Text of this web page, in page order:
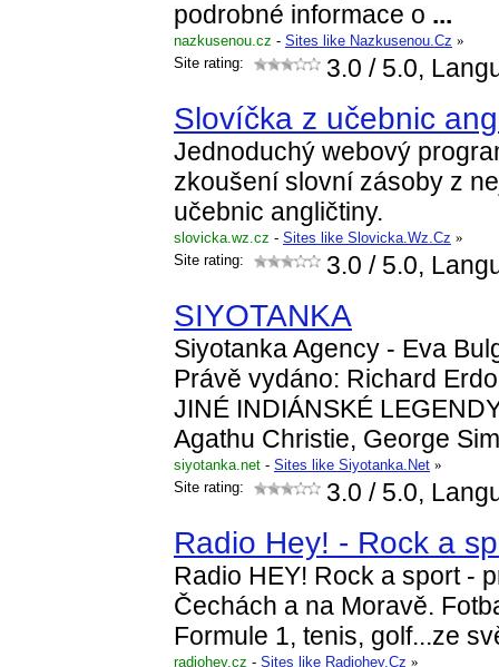
podrobné informace o ...
nazkusenou.cz - Sites like Nazkusenou.Cz »
Site rating:
3.0 / 5.0,
Slovíčka z učebnic
Jednoduchý webový
zkoušení slovní zásoby z
učebnic angličtiny.
slovicka.wz.cz - Sites like Slovicka.Wz.Cz »
Site rating:
3.0 / 5.0,
SIYOTANKA
Siyotanka Agency - Eva
Právě vydáno: Richard
JINÉ INDIÁNSKÉ
Agathu Christie, George
siyotanka.net - Sites like Siyotanka.Net »
Site rating:
3.0 / 5.0,
Radio Hey! - Rock a
Radio HEY! Rock a sport -
Čechách a na Moravě.
Formule 1, tenis, golf...ze
radiohey.cz - Sites like Radiohey.Cz »